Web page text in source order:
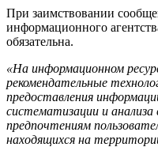
При заимствовании
информационного
обязательна.
«На информационном
рекомендательные
предоставления
систематизации и анализа
предпочтениям
находящихся на